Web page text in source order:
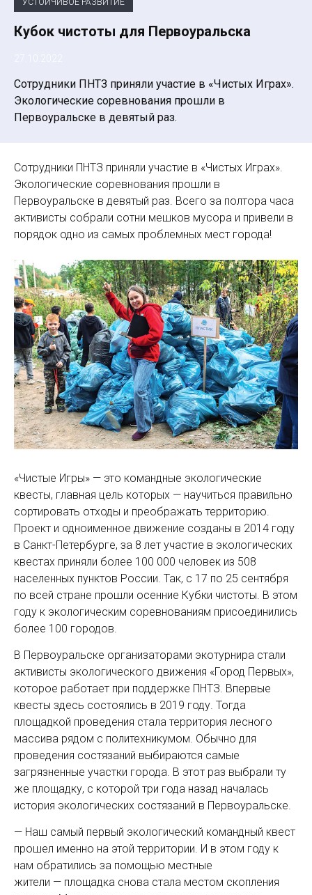
УСТОЙЧИВОЕ РАЗВИТИЕ
Кубок чистоты для Первоуральска
Сотрудники ПНТЗ приняли участие в «Чистых Играх».
Экологические соревнования прошли в
Первоуральске в девятый раз.
Сотрудники ПНТЗ приняли участие в «Чистых Играх».
Экологические соревнования прошли в
Первоуральске в девятый раз. Всего за полтора часа
активисты собрали сотни мешков мусора и привели в
порядок одно из самых проблемных мест города!
«Чистые Игры» — это командные экологические
квесты, главная цель которых — научиться правильно
сортировать отходы и преображать территорию.
Проект и одноименное движение созданы в 2014 году
в Санкт-Петербурге, за 8 лет участие в экологических
квестах приняли более 100 000 человек из 508
населенных пунктов России. Так, с 17 по 25 сентября
по всей стране прошли осенние Кубки чистоты. В этом
году к экологическим соревнованиям присоединились
более 100 городов.
В Первоуральске организаторами экотурнира стали
активисты экологического движения «Город Первых»,
которое работает при поддержке ПНТЗ. Впервые
квесты здесь состоялись в 2019 году. Тогда
площадкой проведения стала территория лесного
массива рядом с политехникумом. Обычно для
проведения состязаний выбираются самые
загрязненные участки города. В этот раз выбрали ту
же площадку, с которой три года назад началась
история экологических состязаний в Первоуральске.
— Наш самый первый экологический командный квест
прошел именно на этой территории. И в этом году к
нам обратились за помощью местные
жители — площадка снова стала местом скопления